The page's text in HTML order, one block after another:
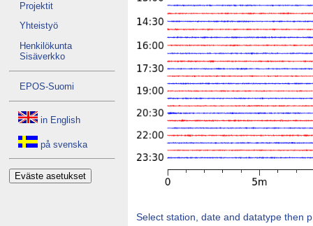
Projektit
Yhteistyö
Henkilökunta
Sisäverkko
EPOS-Suomi
in English
på svenska
Eväste asetukset
Select station, date and datatype then